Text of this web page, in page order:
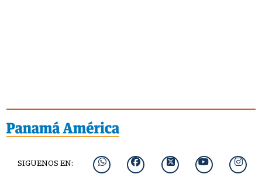
SIGUENOS EN: